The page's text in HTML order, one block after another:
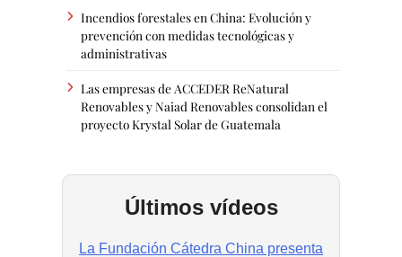
Incendios forestales en China: Evolución y
prevención con medidas tecnológicas y
administrativas
Las empresas de ACCEDER ReNatural
Renovables y Naiad Renovables consolidan el
proyecto Krystal Solar de Guatemala
Últimos vídeos
La Fundación Cátedra China presenta